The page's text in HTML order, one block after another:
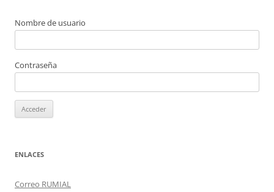
Nombre de usuario
Contraseña
ENLACES
Correo RUMIAL